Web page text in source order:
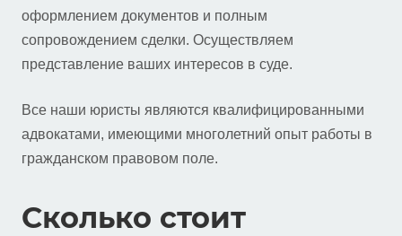
оформлением документов и полным
сопровождением сделки. Осуществляем
представление ваших интересов в суде.
Все наши юристы являются квалифицированными
адвокатами, имеющими многолетний опыт работы в
гражданском правовом поле.
Сколько стоит